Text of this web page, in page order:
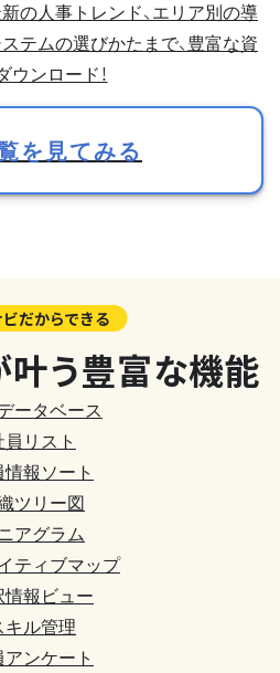
の人事トレンド、エリア別の導
テムの選びかたまで、豊富な資
ウンロード！
を見てみる
だからできる
叶う豊富な機能
ータベース
員リスト
報ソート
ツリー図
アグラム
ティブマップ
情報ビュー
キル管理
ンケート